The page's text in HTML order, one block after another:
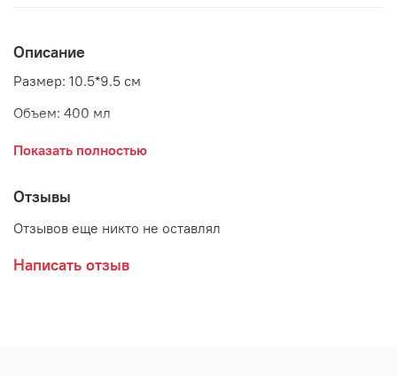
Описание
Размер: 10.5*9.5 см
Объем: 400 мл
Материал: керамика
Показать полностью
Отзывы
Отзывов еще никто не оставлял
Написать отзыв